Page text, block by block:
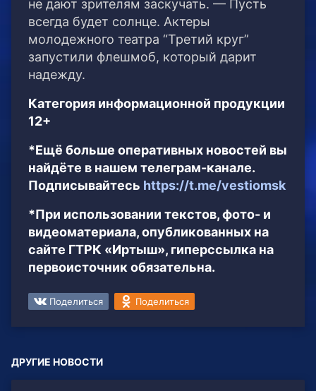
не дают зрителям заскучать. — Пусть
всегда будет солнце. Актеры
молодежного театра “Третий круг”
запустили флешмоб, который дарит
надежду.
Категория информационной продукции
12+
*Ещё больше оперативных новостей вы
найдёте в нашем телеграм-канале.
Подписывайтесь https://t.me/vestiomsk
*При использовании текстов, фото- и
видеоматериала, опубликованных на
сайте ГТРК «Иртыш», гиперссылка на
первоисточник обязательна.
Поделиться Поделиться
ДРУГИЕ НОВОСТИ